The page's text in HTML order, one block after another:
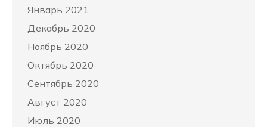
Январь 2021
Декабрь 2020
Ноябрь 2020
Октябрь 2020
Сентябрь 2020
Август 2020
Июль 2020